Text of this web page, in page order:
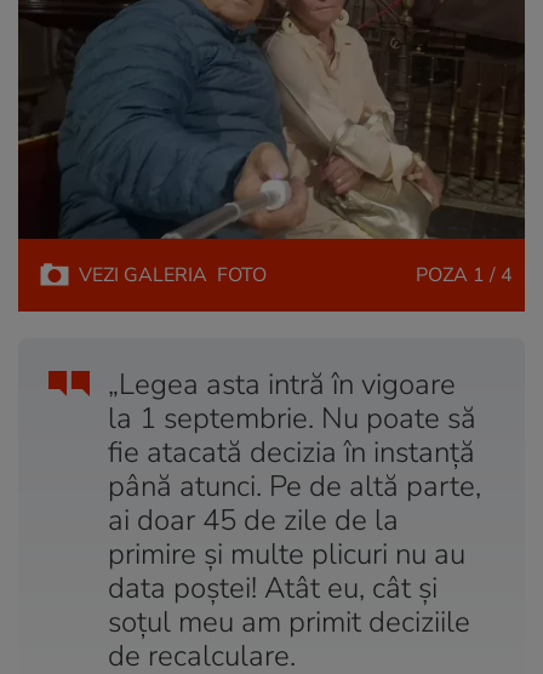
VEZI GALERIA FOTO POZA 1 / 4
„Legea asta intră în vigoare
la 1 septembrie. Nu poate să
fie atacată decizia în instanță
până atunci. Pe de altă parte,
ai doar 45 de zile de la
primire și multe plicuri nu au
data poștei! Atât eu, cât și
soțul meu am primit deciziile
de recalculare.